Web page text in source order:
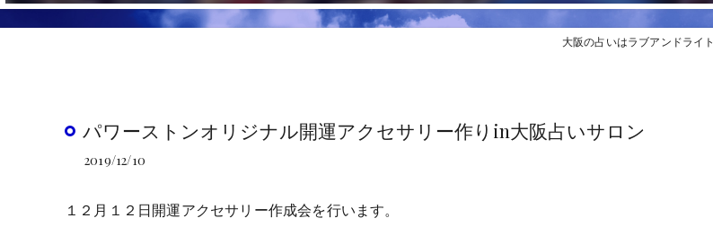
大阪の占いはラブアンドライト
パワーストンオリジナル開運アクセサリー作りin大阪占いサロン
2019/12/10
１２月１２日開運アクセサリー作成会を行います。